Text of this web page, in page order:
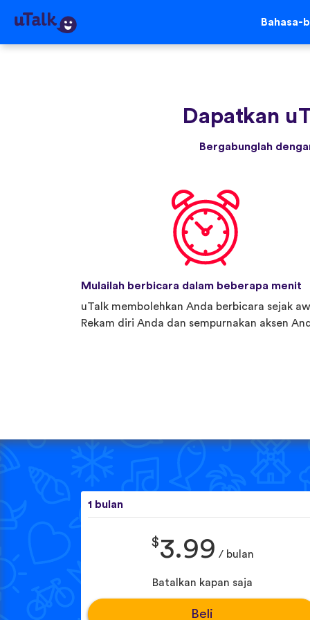
Bahasa-
Dapatkan
Bergabunglah
Mulailah berbicara dalam beberapa menit
uTalk membolehkan Anda berbicara sejak
Rekam diri Anda dan sempurnakan aksen
1 bulan
$3.99 / bulan
Batalkan kapan saja
Beli